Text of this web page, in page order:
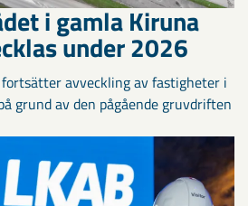
i gamla Kiruna
under 2026
avveckling av fastigheter i
grund av den pågående gruvdriften